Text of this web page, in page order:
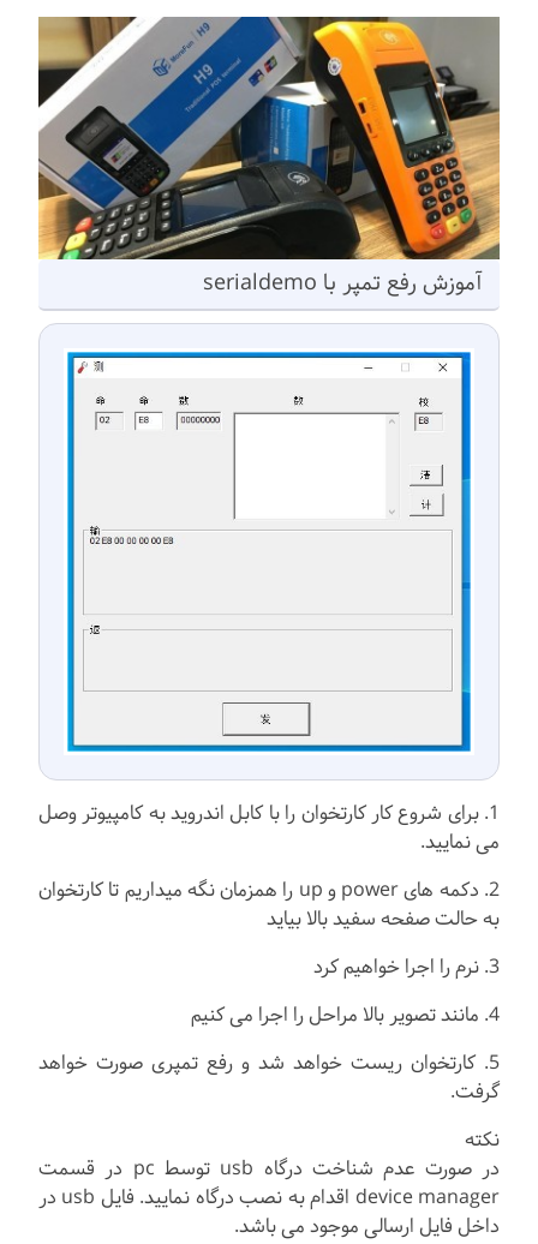
آموزش رفع تمپر با serialdemo
1. برای شروع کار کارتخوان را با کابل اندروید به کامپیوتر وصل
می نمایید.
2. دکمه های power و up را همزمان نگه میداریم تا کارتخوان
به حالت صفحه سفید بالا بیاید
3. نرم را اجرا خواهیم کرد
4. مانند تصویر بالا مراحل را اجرا می کنیم
5. کارتخوان ریست خواهد شد و رفع تمپری صورت خواهد
گرفت.
نکته
در صورت عدم شناخت درگاه usb توسط pc در قسمت
device manager اقدام به نصب درگاه نمایید. فایل usb در
داخل فایل ارسالی موجود می باشد.